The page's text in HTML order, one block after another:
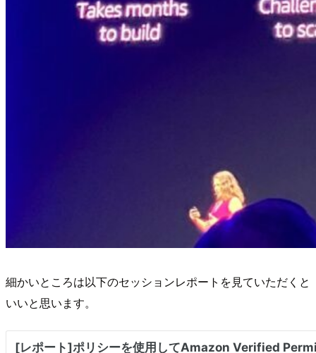
細かいところは以下のセッションレポートを見ていただくと
いいと思います。